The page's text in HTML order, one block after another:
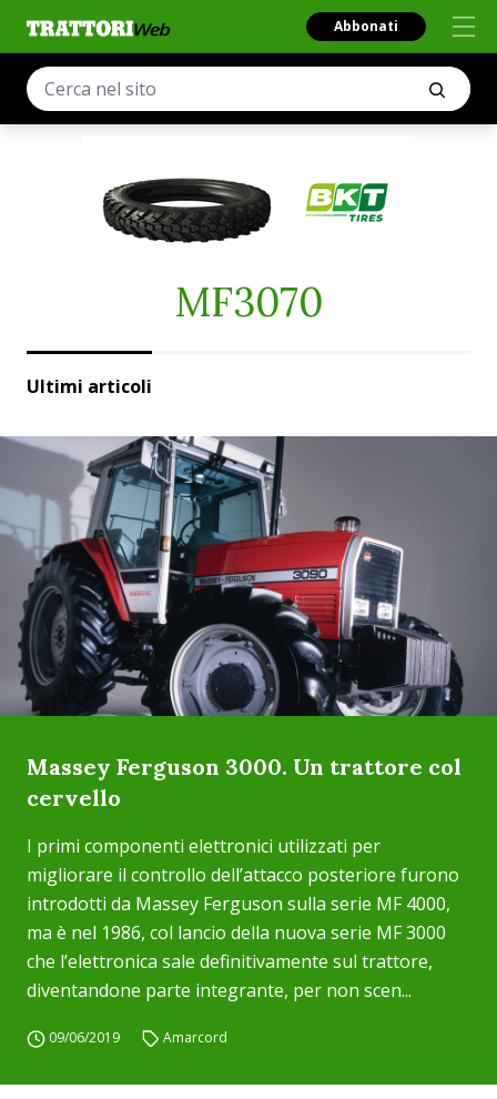
Abbonati
MF3070
Ultimi articoli
Massey Ferguson 3000. Un trattore col
cervello
I primi componenti elettronici utilizzati per
migliorare il controllo dell’attacco posteriore furono
introdotti da Massey Ferguson sulla serie MF 4000,
ma è nel 1986, col lancio della nuova serie MF 3000
che l’elettronica sale definitivamente sul trattore,
diventandone parte integrante, per non scen...
09/06/2019 Amarcord